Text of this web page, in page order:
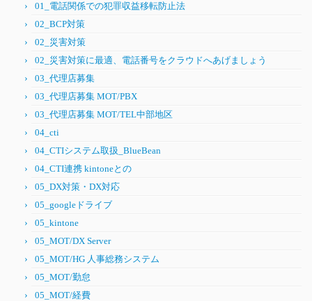
01_電話関係での犯罪収益移転防止法
02_BCP対策
02_災害対策
02_災害対策に最適、電話番号をクラウドへあげましょう
03_代理店募集
03_代理店募集 MOT/PBX
03_代理店募集 MOT/TEL中部地区
04_cti
04_CTIシステム取扱_BlueBean
04_CTI連携 kintoneとの
05_DX対策・DX対応
05_googleドライブ
05_kintone
05_MOT/DX Server
05_MOT/HG 人事総務システム
05_MOT/勤怠
05_MOT/経費